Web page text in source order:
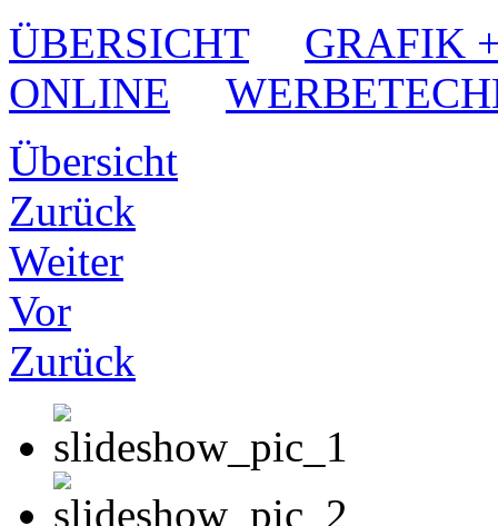
ÜBERSICHT
GRAFIK
ONLINE
Übersicht
Zurück
Weiter
Vor
Zurück